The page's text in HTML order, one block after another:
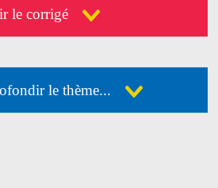
le corrigé
abonné ?
le thème...